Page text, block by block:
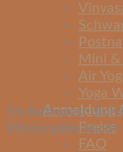
Mini
Air
Yoga
Anmeldung
Preise
FAQ
Du befindest
Philosophie leicht